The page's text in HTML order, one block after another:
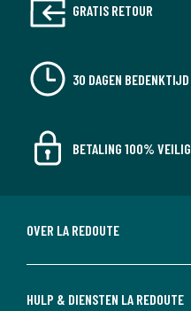
GRATIS RETOUR
30 DAGEN BEDENKTIJD
BETALING 100% VEILIG
OVER LA REDOUTE
HULP & DIENSTEN LA REDOUTE